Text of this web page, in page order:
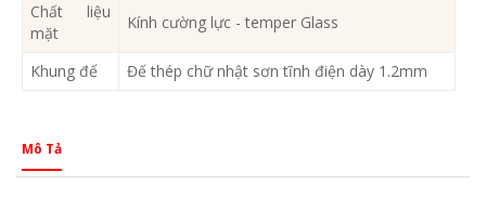
Chất liệu
mặt
Kính cường lực - temper Glass
Khung đế Đế thép chữ nhật sơn tĩnh điện dày 1.2mm
Mô Tả